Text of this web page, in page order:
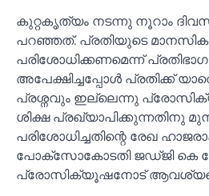
കുറ്റകൃത്യം നടന്നു നൂറാം
പറഞ്ഞത്. പ്രതിയുടെ മാനസിക
പരിശോധിക്കണമെന്ന്
അപേക്ഷിച്ചപ്പോൾ പ്രതിക്ക്
പ്രശ്നവും ഇല്ലെന്നു
ശിക്ഷ പ്രഖ്യാപിക്കുന്നതിനു
പരിശോധിച്ചതിന്റെ രേഖ
പോക്സോകോടതി ജഡ്ജി കെ
പ്രോസിക്യൂഷനോട്